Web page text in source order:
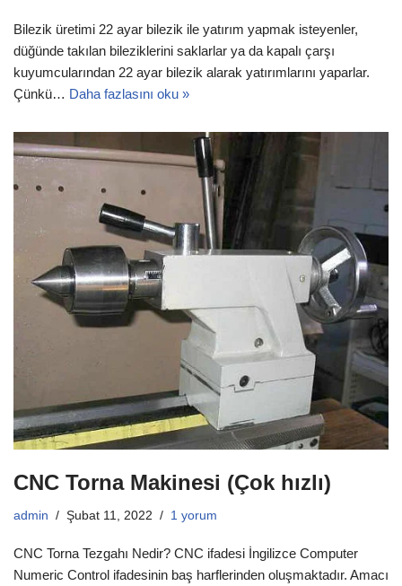
Bilezik üretimi 22 ayar bilezik ile yatırım yapmak isteyenler,
düğünde takılan bileziklerini saklarlar ya da kapalı çarşı
kuyumcularından 22 ayar bilezik alarak yatırımlarını yaparlar.
Çünkü… Daha fazlasını oku »
CNC Torna Makinesi (Çok hızlı)
admin Şubat 11, 2022 1 yorum
CNC Torna Tezgahı Nedir? CNC ifadesi İngilizce Computer
Numeric Control ifadesinin baş harflerinden oluşmaktadır. Amacı